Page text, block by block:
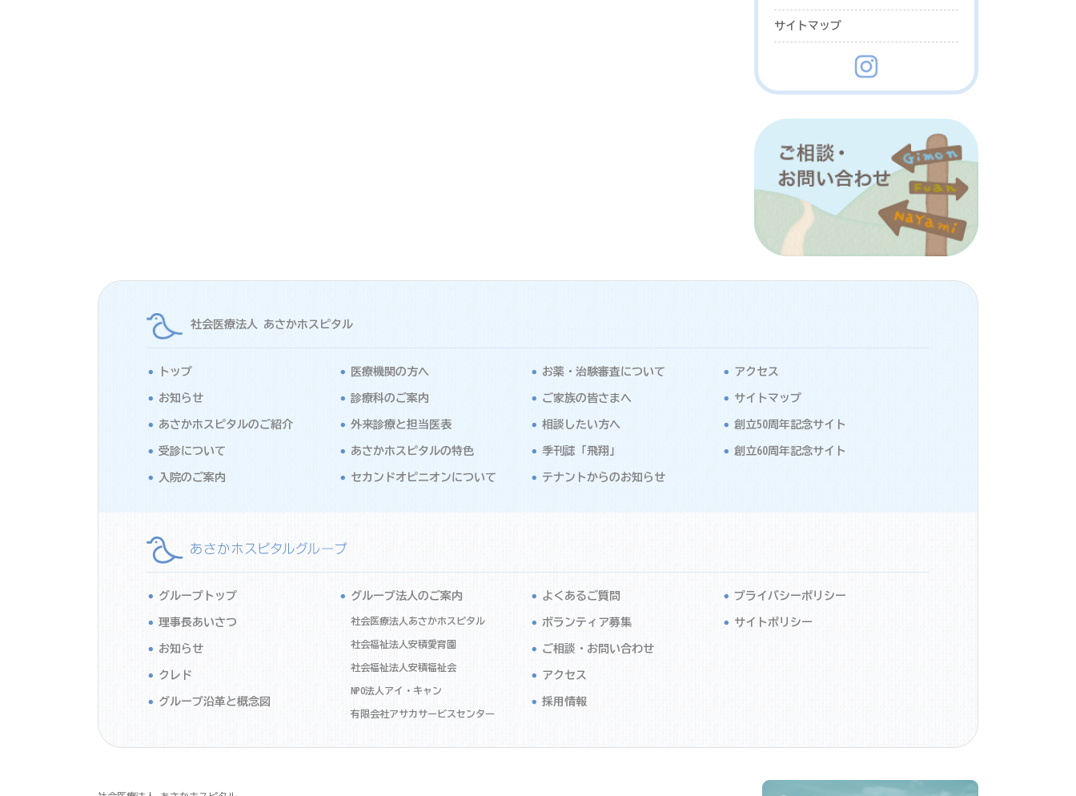
サイトマップ
社会医療法人 あさかホスピタル
トップ
お知らせ
あさかホスピタルのご紹介
受診について
入院のご案内
医療機関の方へ
診療科のご案内
外来診療と担当医表
あさかホスピタルの特色
セカンドオピニオンについて
お薬・治験審査について
ご家族の皆さまへ
相談したい方へ
季刊誌「飛翔」
テナントからのお知らせ
アクセス
サイトマップ
創立50周年記念サイト
創立60周年記念サイト
グループトップ
理事長あいさつ
お知らせ
クレド
グループ沿革と概念図
グループ法人のご案内
社会医療法人あさかホスピタル
社会福祉法人安積愛育園
社会福祉法人安積福祉会
NPO法人アイ・キャン
有限会社アサカサービスセンター
よくあるご質問
ボランティア募集
ご相談・お問い合わせ
アクセス
採用情報
プライバシーポリシー
サイトポリシー